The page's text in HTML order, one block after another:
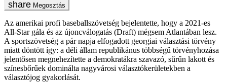
Megosztás
Az amerikai profi baseballszövetség bejelentette, hogy a 2021-es
All-Star gála és az újoncválogatás (Draft) mégsem Atlantában lesz.
A sportszövetség a pár napja elfogadott georgiai választási törvény
miatt döntött így: a déli állam republikánus többségű törvényhozása
jelentősen megnehezítette a demokratákra szavazó, sűrűn lakott és
színesbőrűek dominálta nagyvárosi választókerületekben a
választójog gyakorlását.